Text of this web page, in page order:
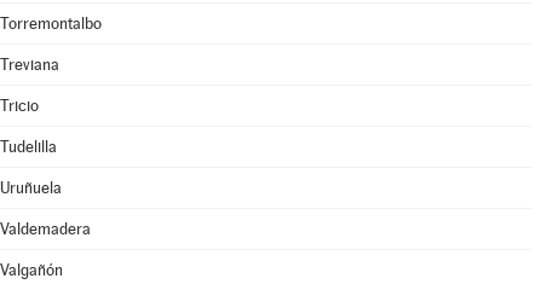
Torremontalbo
Treviana
Tricio
Tudelilla
Uruñuela
Valdemadera
Valgañón